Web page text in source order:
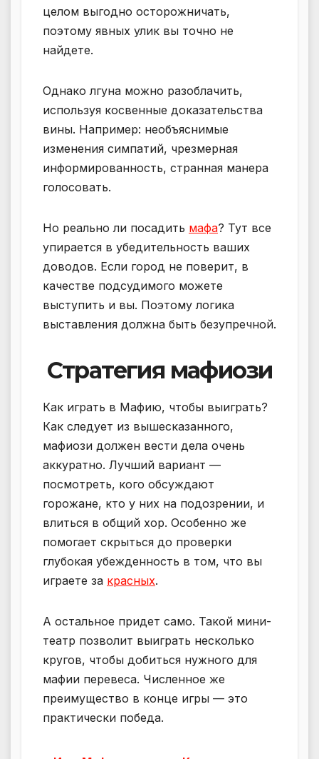
целом выгодно осторожничать,
поэтому явных улик вы точно не
найдете.
Однако лгуна можно разоблачить,
используя косвенные доказательства
вины. Например: необъяснимые
изменения симпатий, чрезмерная
информированность, странная манера
голосовать.
Но реально ли посадить мафа? Тут все
упирается в убедительность ваших
доводов. Если город не поверит, в
качестве подсудимого можете
выступить и вы. Поэтому логика
выставления должна быть безупречной.
Стратегия мафиози
Как играть в Мафию, чтобы выиграть?
Как следует из вышесказанного,
мафиози должен вести дела очень
аккуратно. Лучший вариант —
посмотреть, кого обсуждают
горожане, кто у них на подозрении, и
влиться в общий хор. Особенно же
помогает скрыться до проверки
глубокая убежденность в том, что вы
играете за красных.
А остальное придет само. Такой мини-
театр позволит выиграть несколько
кругов, чтобы добиться нужного для
мафии перевеса. Численное же
преимущество в конце игры — это
практически победа.